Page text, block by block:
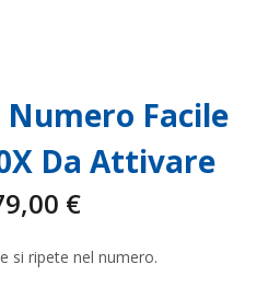
Numero Facile
Da Attivare
€
si ripete nel numero.